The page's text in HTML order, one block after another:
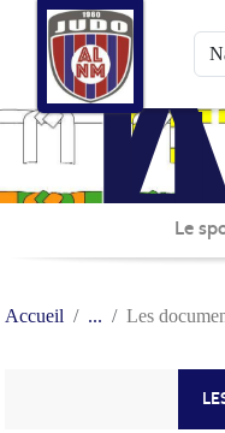
Le
Accueil Les
Panneau de gestion des